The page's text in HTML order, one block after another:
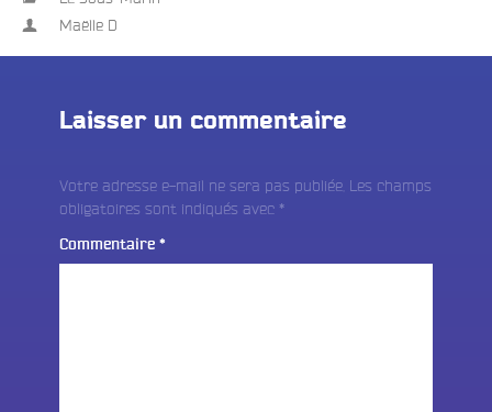
Maëlle D
Laisser un commentaire
Votre adresse e-mail ne sera pas publiée. Les champs
obligatoires sont indiqués avec *
Commentaire *